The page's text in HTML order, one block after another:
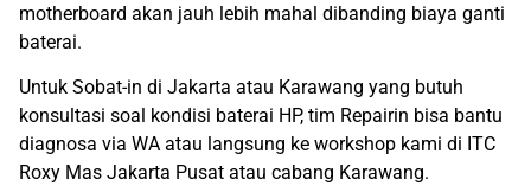
motherboard akan jauh lebih mahal dibanding biaya ganti
baterai.
Untuk Sobat-in di Jakarta atau Karawang yang butuh
konsultasi soal kondisi baterai HP, tim Repairin bisa bantu
diagnosa via WA atau langsung ke workshop kami di ITC
Roxy Mas Jakarta Pusat atau cabang Karawang.